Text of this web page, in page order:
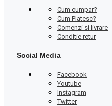
Cum cumpar?
Cum Platesc?
Comenzi si livrare
Conditie retur
Social Media
Facebook
Youtube
Instagram
Twitter